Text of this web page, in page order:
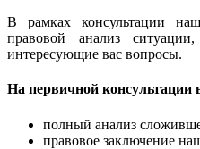
В рамках консультации
правовой анализ
интересующие вас вопросы.
На первичной консультации
полный анализ
правовое заключение